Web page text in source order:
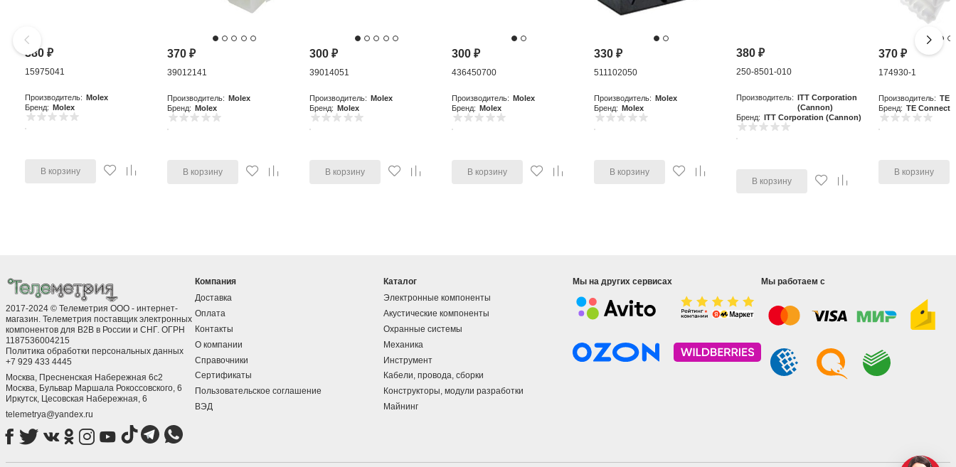
380₽
15975041
Производитель:
Molex
Бренд:
Molex
В корзину
370₽
39012141
Производитель:
Molex
Бренд:
Molex
В корзину
300₽
39014051
Производитель:
Molex
Бренд:
Molex
В корзину
300₽
436450700
Производитель:
Molex
Бренд:
Molex
В корзину
330₽
511102050
Производитель:
Molex
Бренд:
Molex
В корзину
380₽
250-8501-010
Производитель:
ITT Corporation
(Cannon)
Бренд:
ITT Corporation (Cannon)
В корзину
370₽
174930-1
Производитель: TE
Бренд: TE
В корзину
2017-2024 © Телеметрия ООО - интернет-
магазин. Телеметрия поставщик электронных
компонентов для B2B в России и СНГ. ОГРН
1187536004215
Политика обработки персональных данных
+7 929 433 4445
Москва, Пресненская Набережная 6с2
Москва, ​Бульвар Маршала Рокоссовского, 6
Иркутск, ​Цесовская Набережная, 6
telemetrya@yandex.ru
Компания
Доставка
Оплата
Контакты
О компании
Справочники
Сертификаты
Пользовательское соглашение
ВЭД
Каталог
Электронные компоненты
Акустические компоненты
Охранные системы
Механика
Инструмент
Кабели, провода, сборки
Конструкторы, модули разработки
Майнинг
Мы на других сервисах Мы работаем с